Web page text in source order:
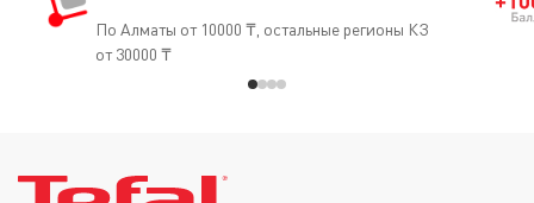
По Алматы от 10000 ₸, остальные регионы КЗ
от 30000 ₸